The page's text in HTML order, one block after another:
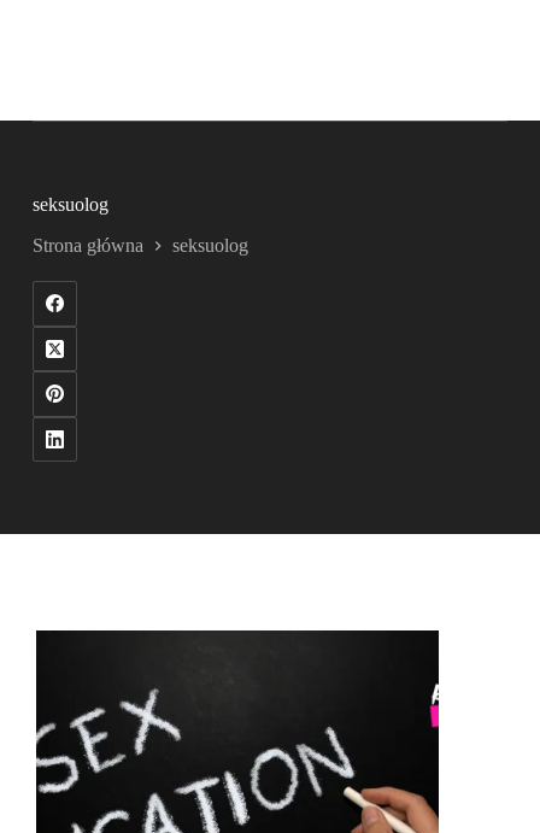
seksuolog
Strona główna seksuolog